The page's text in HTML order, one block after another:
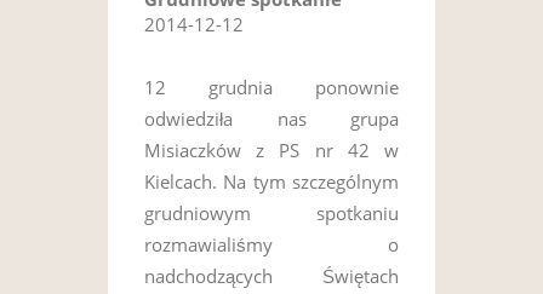
2014-12-12
12 grudnia ponownie
odwiedziła nas grupa
Misiaczków z PS nr 42 w
Kielcach. Na tym szczególnym
grudniowym spotkaniu
rozmawialiśmy o
nadchodzących Świętach